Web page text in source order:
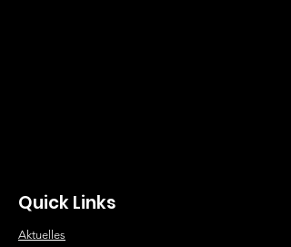
Aktuelles
Quick Links